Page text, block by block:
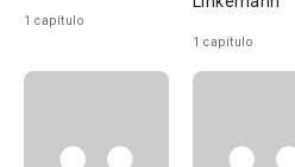
1 capítulo
1 capítulo